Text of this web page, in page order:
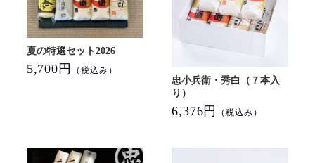
夏の特選セット2026
5,700円 （税込み）
忠小兵衛・秀白（７本入
り）
6,376円 （税込み）